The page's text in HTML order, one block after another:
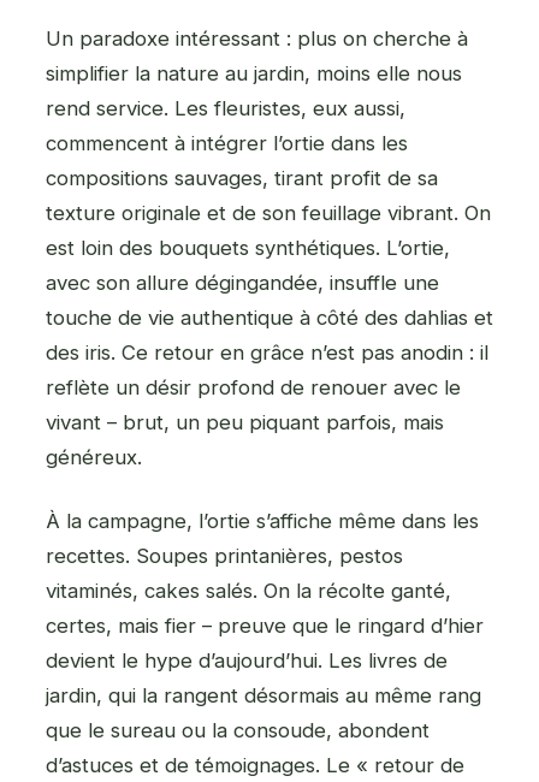
Un paradoxe intéressant : plus on cherche à
simplifier la nature au jardin, moins elle nous
rend service. Les fleuristes, eux aussi,
commencent à intégrer l’ortie dans les
compositions sauvages, tirant profit de sa
texture originale et de son feuillage vibrant. On
est loin des bouquets synthétiques. L’ortie,
avec son allure dégingandée, insuffle une
touche de vie authentique à côté des dahlias et
des iris. Ce retour en grâce n’est pas anodin : il
reflète un désir profond de renouer avec le
vivant – brut, un peu piquant parfois, mais
généreux.
À la campagne, l’ortie s’affiche même dans les
recettes. Soupes printanières, pestos
vitaminés, cakes salés. On la récolte ganté,
certes, mais fier – preuve que le ringard d’hier
devient le hype d’aujourd’hui. Les livres de
jardin, qui la rangent désormais au même rang
que le sureau ou la consoude, abondent
d’astuces et de témoignages. Le « retour de